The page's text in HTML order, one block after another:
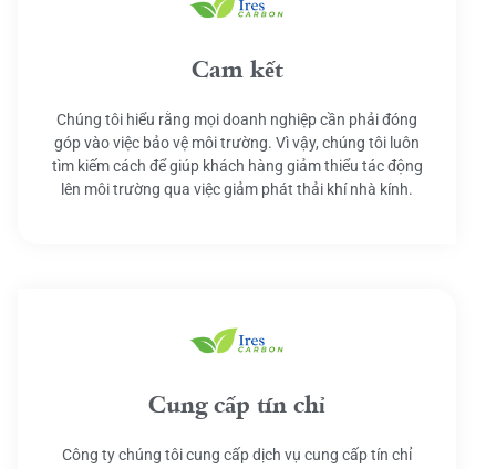
Cam kết
Chúng tôi hiểu rằng mọi doanh nghiệp cần phải đóng
góp vào việc bảo vệ môi trường. Vì vậy, chúng tôi luôn
tìm kiếm cách để giúp khách hàng giảm thiểu tác động
lên môi trường qua việc giảm phát thải khí nhà kính.
Cung cấp tín chỉ
Công ty chúng tôi cung cấp dịch vụ cung cấp tín chỉ